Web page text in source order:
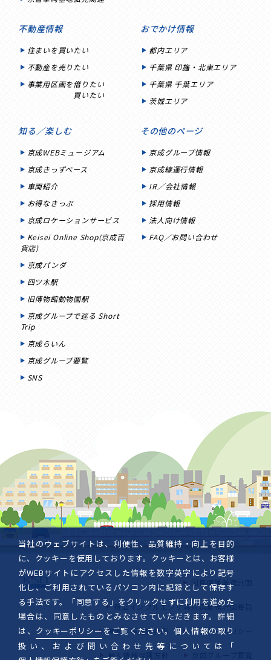
不動産情報
住まいを買いたい
不動産を売りたい
事業用区画を借りたい
買いたい
おでかけ情報
都内エリア
千葉県 印旛・北東エリア
千葉県 千葉エリア
茨城エリア
知る／楽しむ
京成WEBミュージアム
京成きっずベース
車両紹介
お得なきっぷ
京成ロケーションサービス
Keisei Online Shop(京成百
貨店)
京成パンダ
四ツ木駅
旧博物館動物園駅
京成グループで巡る Short
Trip
京成らいん
京成グループ要覧
SNS
その他のページ
京成グループ情報
京成線運行情報
IR／会社情報
採用情報
法人向け情報
FAQ／お問い合わせ
国民保護業務計画
新型インフルエンザ等対策業務計画要旨
被害者等支援計画 クッキーポリシー
個人情報保護方針
当社のウェブサイトは、利便性、品質維持・向上を目的
に、クッキーを使用しております。クッキーとは、お客様
がWEBサイトにアクセスした情報を数字英字により記号
化し、ご利用されているパソコン内に記録として保存す
る手法です。「同意する」をクリックせずに利用を進めた
場合は、同意したものとみなさせていただきます。詳細
は、 クッキーポリシー をご覧ください。個人情報の取り
扱い、および問い合わせ先等については「